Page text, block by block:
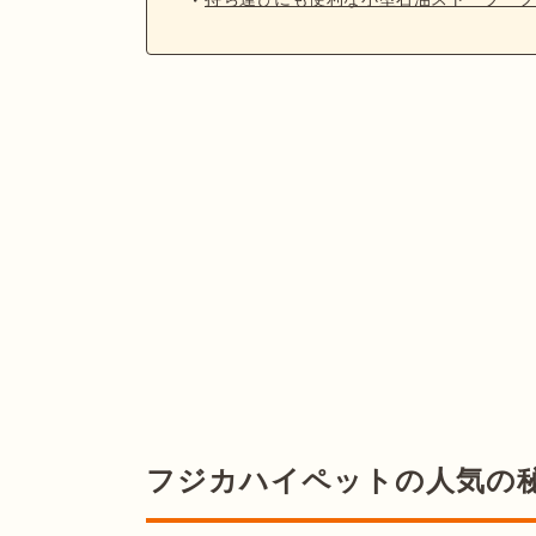
フジカハイペットの人気の